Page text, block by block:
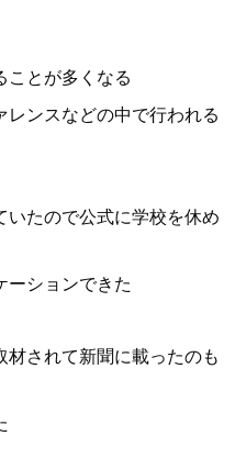
ことが多くなる
ンスなどの中で行われる
いたので公式に学校を休め
ーションできた
されて新聞に載ったのも